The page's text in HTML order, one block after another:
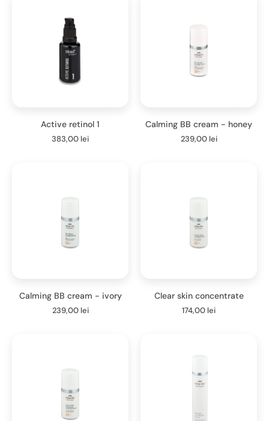
Active retinol 1
383,00 lei
Calming BB cream - honey
239,00 lei
Calming BB cream - ivory
239,00 lei
Clear skin concentrate
174,00 lei